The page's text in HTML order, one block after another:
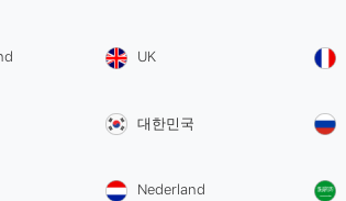
UK
대한민국
Nederland